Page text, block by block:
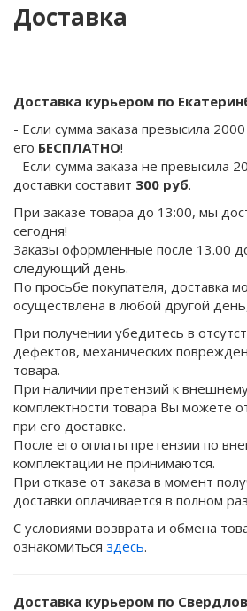
Доставка
Доставка курьером по
- Если сумма заказа превысила
его БЕСПЛАТНО!
- Если сумма заказа не превысила
доставки составит 300 руб.
При заказе товара до 13:00, мы
сегодня!
Заказы оформленные после 13.00
следующий день.
По просьбе покупателя, доставка
осуществлена в любой другой
При получении убедитесь в
дефектов, механических
товара.
При наличии претензий к
комплектности товара Вы можете
при его доставке.
После его оплаты претензии по
комплектации не принимаются.
При отказе от заказа в момент
доставки оплачивается в полном
С условиями возврата и обмена
ознакомиться здесь.
Доставка курьером по